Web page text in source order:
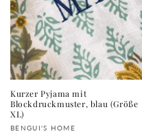
r
i
e
:
Kurzer Pyjama mit
Blockdruckmuster, blau (Größe
XL)
Anbieter:
BENGUI'S HOME